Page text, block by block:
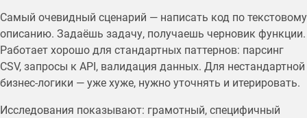
Самый очевидный сценарий — написать код по текстовому
описанию. Задаёшь задачу, получаешь черновик функции.
Работает хорошо для стандартных паттернов: парсинг
CSV, запросы к API, валидация данных. Для нестандартной
бизнес-логики — уже хуже, нужно уточнять и итерировать.
Исследования показывают: грамотный, специфичный